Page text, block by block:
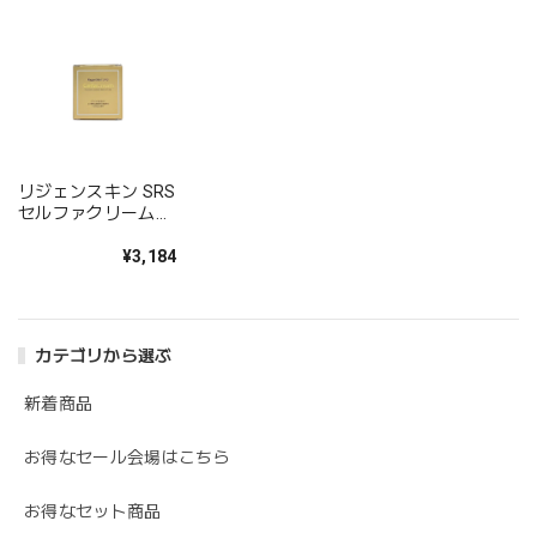
カテゴリから選ぶ
新着商品
お得なセール会場はこちら
お得なセット商品
リジェンスキン SRS
セルファクリームト
¥3,184